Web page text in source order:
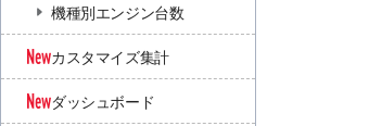
機種別エンジン台数
カスタマイズ集計
ダッシュボード